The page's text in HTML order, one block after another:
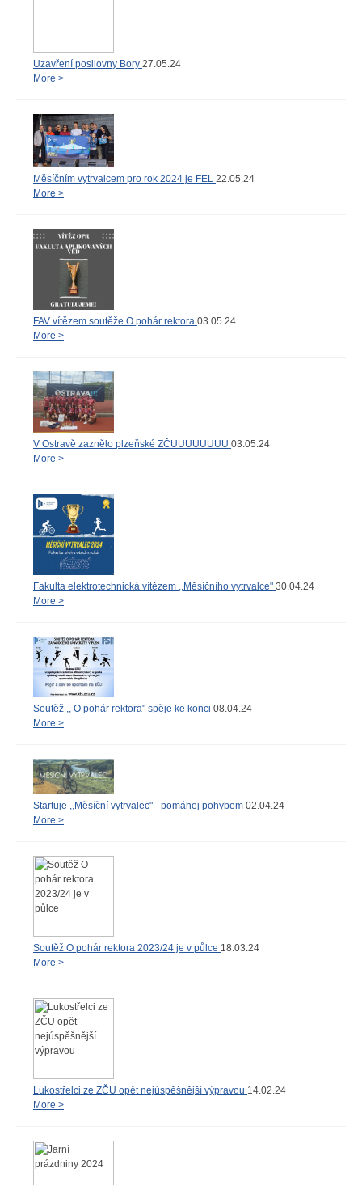
Uzavření posilovny Bory 27.05.24
More >
Měsíčním vytrvalcem pro rok 2024 je FEL 22.05.24
More >
FAV vítězem soutěže O pohár rektora 03.05.24
More >
V Ostravě zaznělo plzeňské ZČUUUUUUUU 03.05.24
More >
Fakulta elektrotechnická vítězem ,,Měsíčního vytrvalce" 30.04.24
More >
Soutěž ,, O pohár rektora" spěje ke konci 08.04.24
More >
Startuje ,,Měsíční vytrvalec" - pomáhej pohybem 02.04.24
More >
Soutěž O pohár rektora 2023/24 je v půlce 18.03.24
More >
Lukostřelci ze ZČU opět nejúspěšnější výpravou 14.02.24
More >